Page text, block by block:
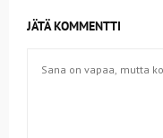
JÄTÄ KOMMENTTI